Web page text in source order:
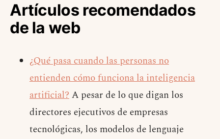
Artículos recomendados
de la web
¿Qué pasa cuando las personas no
entienden cómo funciona la inteligencia
artificial?A pesar de lo que digan los
directores ejecutivos de empresas
tecnológicas, los modelos de lenguaje